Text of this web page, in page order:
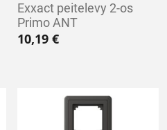
Exxact peitelevy 2-os
Primo ANT
10,19€